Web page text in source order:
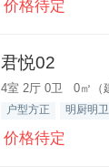
价格待定
君悦02
4室 2厅 0卫 0㎡（
户型方正 明厨明卫
价格待定